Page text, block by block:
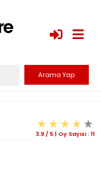
3.9 / 5 | Oy Sayısı :11